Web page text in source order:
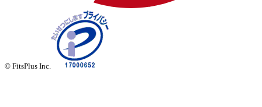
© FitsPlus Inc.